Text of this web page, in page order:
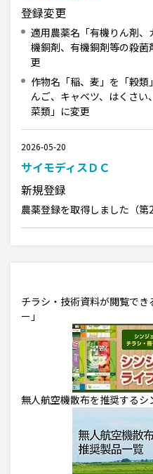
登録変更
適用農薬名「有機りん剤
機銅剤、有機銅剤等の殺
更
作物名「稲、麦」を「穀
んご、キャベツ、はくさ
菜類」に変更
2026-05-20
サイモディスＤＣ
新規登録
農薬登録を取得しました（第
チラシ・技術資料が閲覧で
ー」
無人航空機散布を推奨する